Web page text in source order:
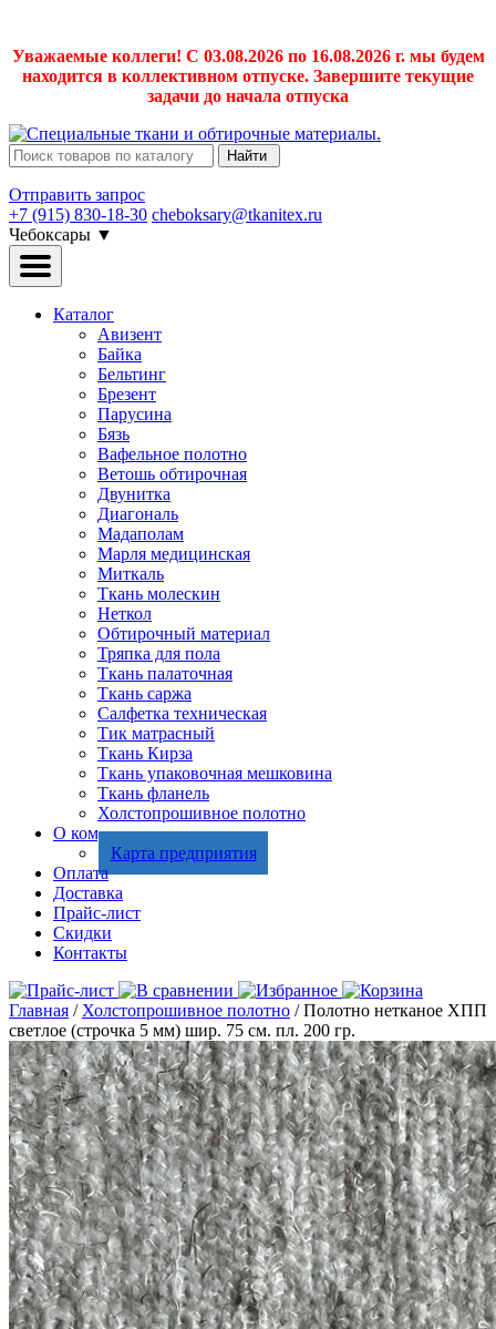
Уважаемые коллеги! С 03.08.2026 по 16.08.2026 г. мы будем
находится в коллективном отпуске. Завершите текущие
задачи до начала отпуска
Найти
Отправить запрос
+7 (915) 830-18-30 cheboksary@tkanitex.ru
Чебоксары ▼
Каталог
Авизент
Байка
Бельтинг
Брезент
Парусина
Бязь
Вафельное полотно
Ветошь обтирочная
Двунитка
Диагональ
Мадаполам
Марля медицинская
Миткаль
Ткань молескин
Неткол
Обтирочный материал
Тряпка для пола
Ткань палаточная
Ткань саржа
Салфетка техническая
Тик матрасный
Ткань Кирза
Ткань упаковочная мешковина
Ткань фланель
Холстопрошивное полотно
О компании
Карта предприятия
Оплата
Доставка
Прайс-лист
Скидки
Контакты
Главная / Холстопрошивное полотно / Полотно нетканое ХПП
светлое (строчка 5 мм) шир. 75 см. пл. 200 гр.